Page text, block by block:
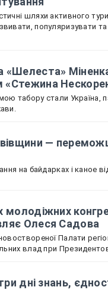
шляхи активного
популяризувати
«Шелеста»
табору стали Україна,
—
на байдарках і каное
молодіжних
Олеся Садова
Палати
влад при
дні знань,